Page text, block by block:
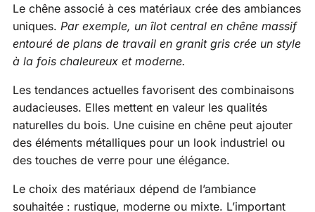
Le chêne associé à ces matériaux crée des ambiances
uniques. Par exemple, un îlot central en chêne massif
entouré de plans de travail en granit gris crée un style
à la fois chaleureux et moderne.
Les tendances actuelles favorisent des combinaisons
audacieuses. Elles mettent en valeur les qualités
naturelles du bois. Une cuisine en chêne peut ajouter
des éléments métalliques pour un look industriel ou
des touches de verre pour une élégance.
Le choix des matériaux dépend de l’ambiance
souhaitée : rustique, moderne ou mixte. L’important